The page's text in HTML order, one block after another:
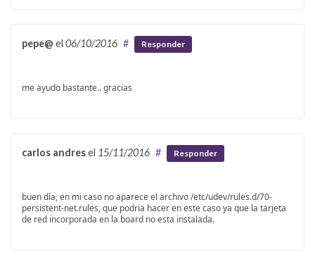
pepe@ el 06/10/2016 # Responder
me ayudo bastante.. gracias
carlos andresel 15/11/2016 # Responder
buen día, en mi caso no aparece el archivo /etc/udev/rules.d/70-
persistent-net.rules, que podria hacer en este caso ya que la tarjeta
de red incorporada en la board no esta instalada.